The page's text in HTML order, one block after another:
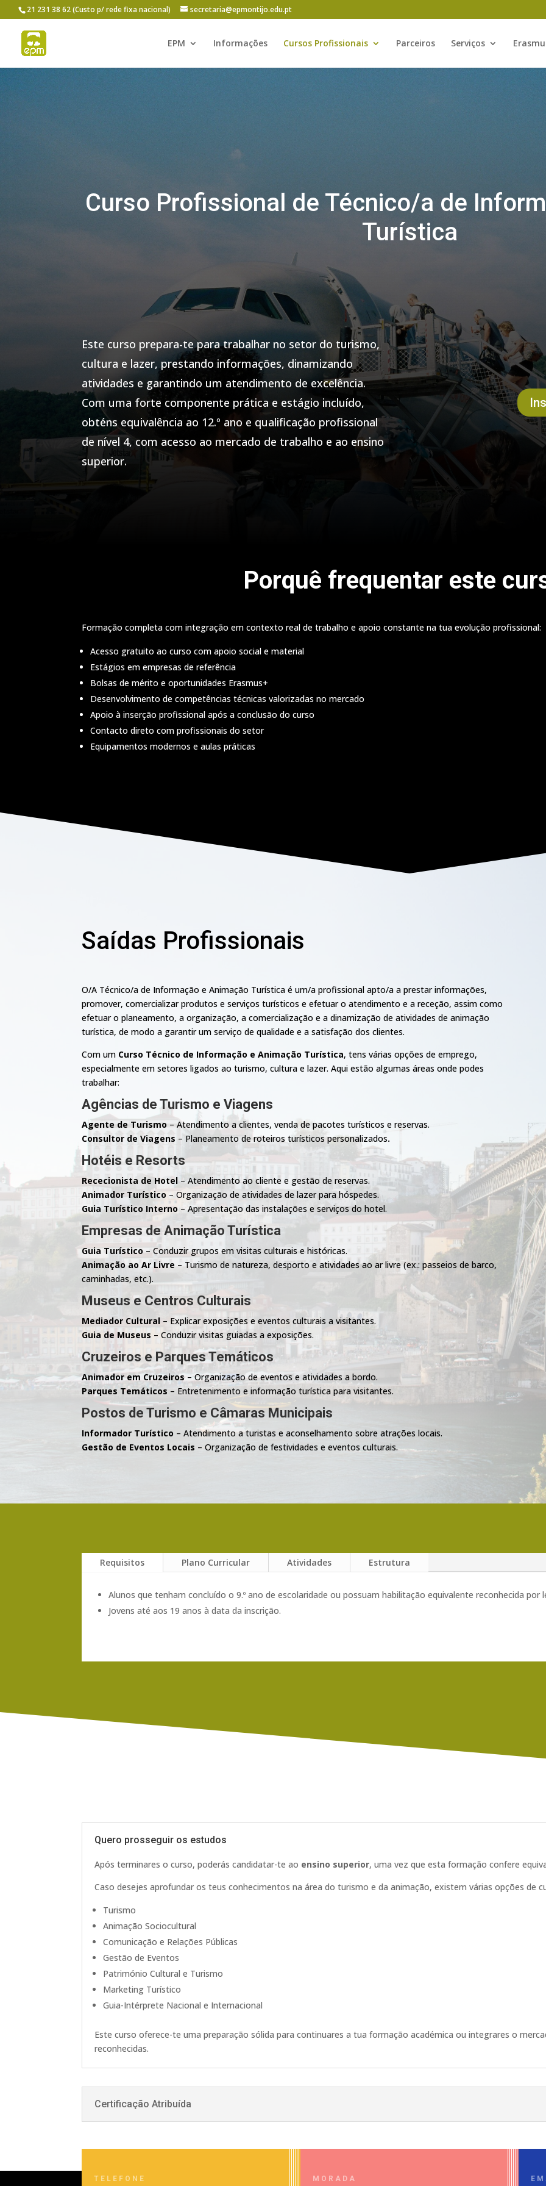
21 231 38 62 (Custo p/ rede fixa nacional) secretaria@epmontijo.edu.pt
EPM Informações Cursos Profissionais Parceiros Serviços
Curso Profissional de Técnico/a de
Turística
Este curso prepara-te para trabalhar no setor do turismo,
cultura e lazer, prestando informações, dinamizando
atividades e garantindo um atendimento de excelência.
Com uma forte componente prática e estágio incluído,
obténs equivalência ao 12.º ano e qualificação profissional
de nível 4, com acesso ao mercado de trabalho e ao ensino
superior.
Porquê frequentar este
Formação completa com integração em contexto real de trabalho e apoio constante na tua evolução profissional:
Acesso gratuito ao curso com apoio social e material
Estágios em empresas de referência
Bolsas de mérito e oportunidades Erasmus+
Desenvolvimento de competências técnicas valorizadas no mercado
Apoio à inserção profissional após a conclusão do curso
Contacto direto com profissionais do setor
Equipamentos modernos e aulas práticas
Saídas Profissionais
O/A Técnico/a de Informação e Animação Turística é um/a profissional apto/a a prestar informações,
promover, comercializar produtos e serviços turísticos e efetuar o atendimento e a receção, assim como
efetuar o planeamento, a organização, a comercialização e a dinamização de atividades de animação
turística, de modo a garantir um serviço de qualidade e a satisfação dos clientes.
Com um Curso Técnico de Informação e Animação Turística, tens várias opções de emprego,
especialmente em setores ligados ao turismo, cultura e lazer. Aqui estão algumas áreas onde podes
trabalhar:
Agências de Turismo e Viagens
Agente de Turismo – Atendimento a clientes, venda de pacotes turísticos e reservas.
Consultor de Viagens – Planeamento de roteiros turísticos personalizados.
Hotéis e Resorts
Rececionista de Hotel – Atendimento ao cliente e gestão de reservas.
Animador Turístico – Organização de atividades de lazer para hóspedes.
Guia Turístico Interno – Apresentação das instalações e serviços do hotel.
Empresas de Animação Turística
Guia Turístico – Conduzir grupos em visitas culturais e históricas.
Animação ao Ar Livre – Turismo de natureza, desporto e atividades ao ar livre (ex.: passeios de barco,
caminhadas, etc.).
Museus e Centros Culturais
Mediador Cultural – Explicar exposições e eventos culturais a visitantes.
Guia de Museus – Conduzir visitas guiadas a exposições.
Cruzeiros e Parques Temáticos
Animador em Cruzeiros– Organização de eventos e atividades a bordo.
Parques Temáticos – Entretenimento e informação turística para visitantes.
Postos de Turismo e Câmaras Municipais
Informador Turístico – Atendimento a turistas e aconselhamento sobre atrações locais.
Gestão de Eventos Locais – Organização de festividades e eventos culturais.
Requisitos Plano Curricular Atividades Estrutura
Alunos que tenham concluído o 9.º ano de escolaridade ou possuam habilitação equivalente reconhecida por
Jovens até aos 19 anos à data da inscrição.
Quero prosseguir os estudos
Após terminares o curso, poderás candidatar-te ao ensino superior, uma vez que esta formação confere
Caso desejes aprofundar os teus conhecimentos na área do turismo e da animação, existem várias opções de
Turismo
Animação Sociocultural
Comunicação e Relações Públicas
Gestão de Eventos
Património Cultural e Turismo
Marketing Turístico
Guia-Intérprete Nacional e Internacional
Este curso oferece-te uma preparação sólida para continuares a tua formação académica ou integrares o
reconhecidas.
Certificação Atribuída
TELEFONE MORADA